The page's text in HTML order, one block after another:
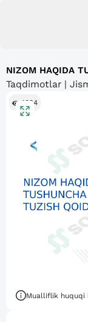
NIZOM HAQIDA
Taqdimotlar |
1024
Mualliflik huquqi